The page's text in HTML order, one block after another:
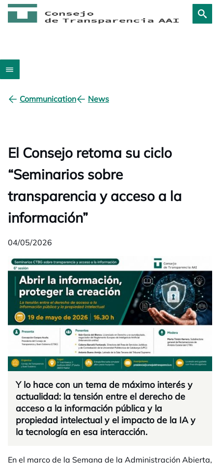
Communication News
El Consejo retoma su ciclo
“Seminarios sobre
transparencia y acceso a la
información”
04/05/2026
Y lo hace con un tema de máximo interés y
actualidad: la tensión entre el derecho de
acceso a la información pública y la
propiedad intelectual y el impacto de la IA y
la tecnología en esa interacción.
En el marco de la Semana de la Administración Abierta,